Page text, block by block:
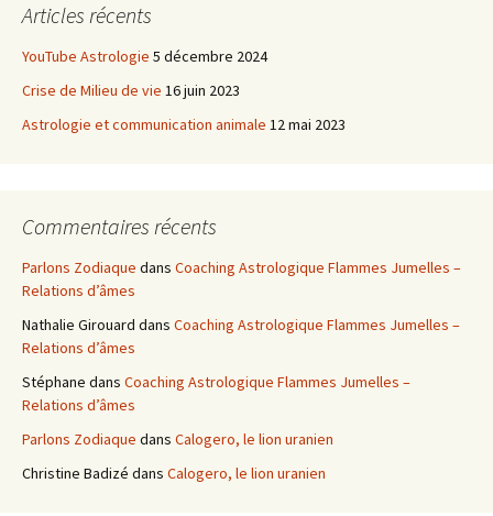
Articles récents
YouTube Astrologie 5 décembre 2024
Crise de Milieu de vie 16 juin 2023
Astrologie et communication animale 12 mai 2023
Commentaires récents
Parlons Zodiaque dans Coaching Astrologique Flammes Jumelles –
Relations d’âmes
Nathalie Girouard dans Coaching Astrologique Flammes Jumelles –
Relations d’âmes
Stéphane dans Coaching Astrologique Flammes Jumelles –
Relations d’âmes
Parlons Zodiaque dans Calogero, le lion uranien
Christine Badizé dans Calogero, le lion uranien